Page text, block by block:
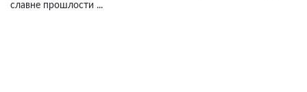
славне прошлости ...